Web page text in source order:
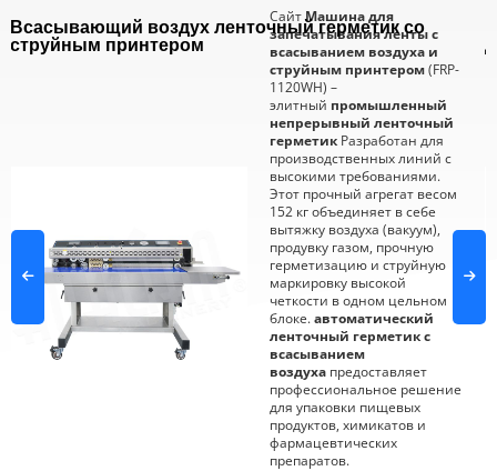
Всасывающий воздух ленточный герметик со
струйным принтером
СайтМашина для
запечатывания ленты с
всасыванием воздуха и
струйным принтером(FRP-
1120WH) –
элитный промышленный
непрерывный ленточный
герметикРазработан для
производственных линий с
высокими требованиями.
Этот прочный агрегат весом
152 кг объединяет в себе
вытяжку воздуха (вакуум),
продувку газом, прочную
герметизацию и струйную
маркировку высокой
четкости в одном цельном
блоке.автоматический
ленточный герметик с
всасыванием
воздухапредоставляет
профессиональное решение
для упаковки пищевых
продуктов, химикатов и
фармацевтических
препаратов.